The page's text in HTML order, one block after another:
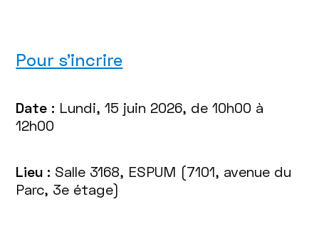
Pour s'incrire
Date : Lundi, 15 juin 2026, de 10h00 à
12h00
Lieu : Salle 3168, ESPUM (7101, avenue du
Parc, 3e étage)